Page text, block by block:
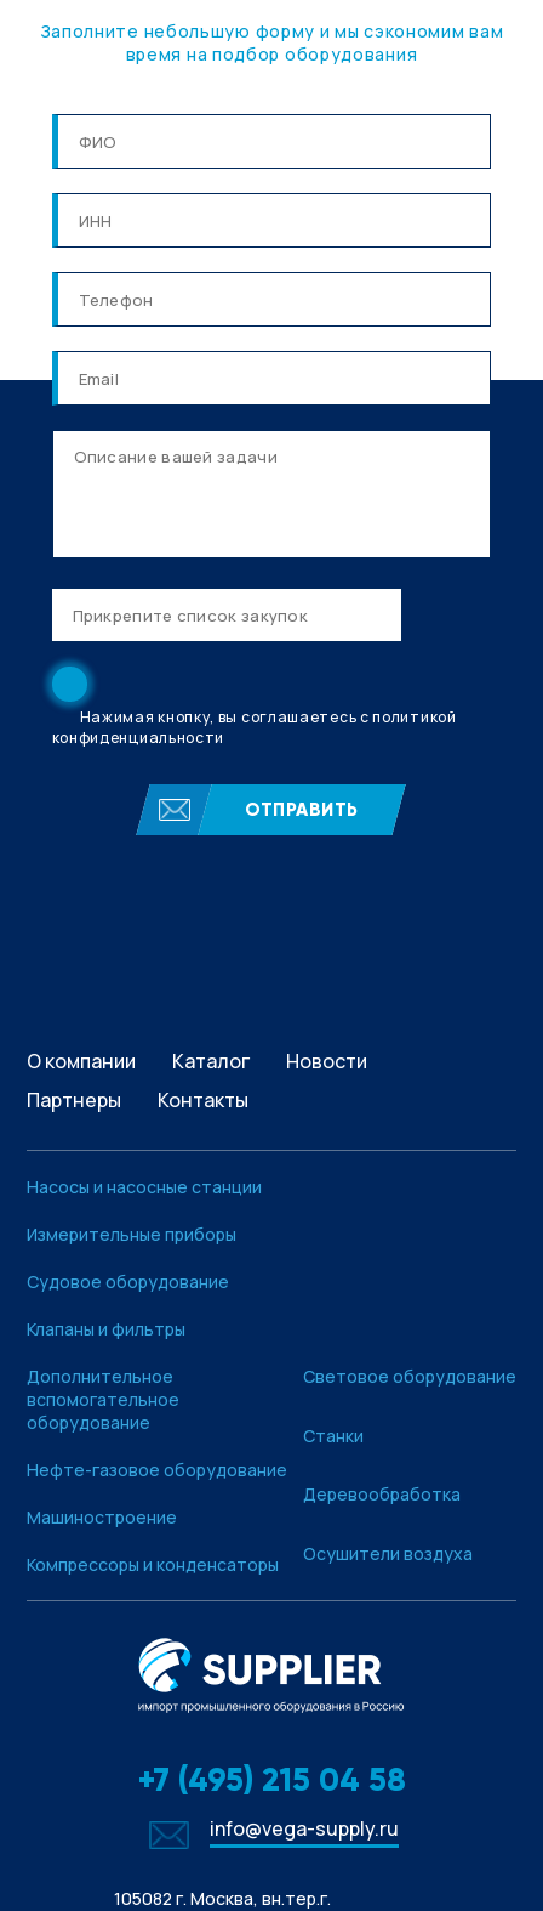
Заполните небольшую форму и мы сэкономим вам
время на подбор оборудования
Нажимая кнопку, вы соглашаетесь с политикой
конфиденциальности
ОТПРАВИТЬ
О компании Каталог
Новости
Партнеры
Контакты
Насосы и насосные станции
Измерительные приборы
Судовое оборудование
Клапаны и фильтры
Дополнительное
вспомогательное
оборудование
Нефте-газовое оборудование
Машиностроение
Компрессоры и конденсаторы
Световое оборудование
Станки
Деревообработка
Осушители воздуха
+7 (495) 215 04 58
info@vega-supply.ru
105082 г. Москва, вн.тер.г.